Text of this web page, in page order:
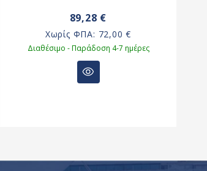
89,28 €
Χωρίς ΦΠΑ: 72,00 €
Διαθέσιμο - Παράδοση 4-7 ημέρες